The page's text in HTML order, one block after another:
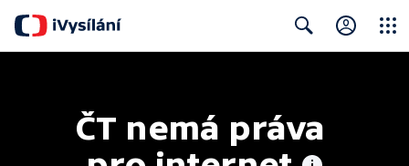
ČT nemá práva